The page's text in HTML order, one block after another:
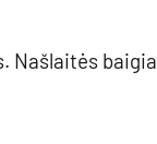
Našlaitės baigia